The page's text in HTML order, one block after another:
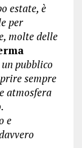
estate, è
per
molte delle
pubblico
sempre
atmosfera
e